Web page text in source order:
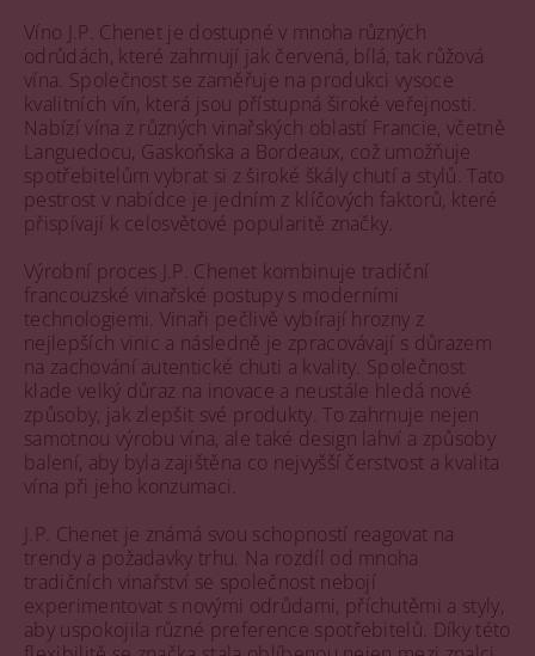
Víno J.P. Chenet je dostupné v mnoha různých
odrůdách, které zahrnují jak červená, bílá, tak růžová
vína. Společnost se zaměřuje na produkci vysoce
kvalitních vín, která jsou přístupná široké veřejnosti.
Nabízí vína z různých vinařských oblastí Francie, včetně
Languedocu, Gaskoňska a Bordeaux, což umožňuje
spotřebitelům vybrat si z široké škály chutí a stylů. Tato
pestrost v nabídce je jedním z klíčových faktorů, které
přispívají k celosvětové popularitě značky.
Výrobní proces J.P. Chenet kombinuje tradiční
francouzské vinařské postupy s moderními
technologiemi. Vinaři pečlivě vybírají hrozny z
nejlepších vinic a následně je zpracovávají s důrazem
na zachování autentické chuti a kvality. Společnost
klade velký důraz na inovace a neustále hledá nové
způsoby, jak zlepšit své produkty. To zahrnuje nejen
samotnou výrobu vína, ale také design lahví a způsoby
balení, aby byla zajištěna co nejvyšší čerstvost a kvalita
vína při jeho konzumaci.
J.P. Chenet je známá svou schopností reagovat na
trendy a požadavky trhu. Na rozdíl od mnoha
tradičních vinařství se společnost nebojí
experimentovat s novými odrůdami, příchutěmi a styly,
aby uspokojila různé preference spotřebitelů. Díky této